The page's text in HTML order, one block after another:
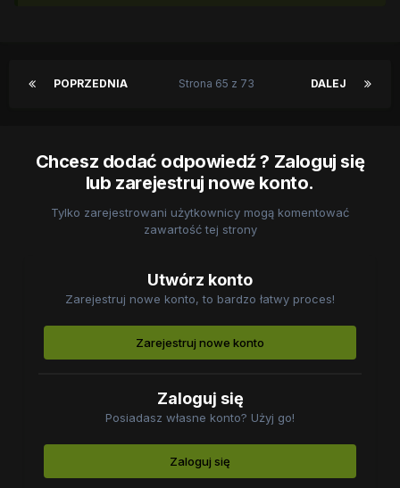
POPRZEDNIA DALEJ
Strona 65 z 73
Chcesz dodać odpowiedź ? Zaloguj się
lub zarejestruj nowe konto.
Tylko zarejestrowani użytkownicy mogą komentować
zawartość tej strony
Utwórz konto
Zarejestruj nowe konto, to bardzo łatwy proces!
Zarejestruj nowe konto
Zaloguj się
Posiadasz własne konto? Użyj go!
Zaloguj się